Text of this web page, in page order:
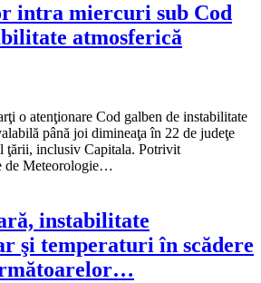
intra miercuri sub Cod
atmosferică
o atenţionare Cod galben de instabilitate
până joi dimineaţa în 22 de judeţe
ţării, inclusiv Capitala. Potrivit
de Meteorologie…
instabilitate
şi temperaturi în scădere